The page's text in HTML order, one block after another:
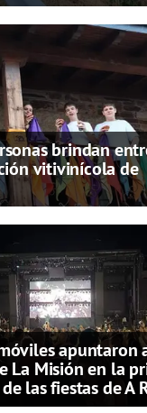
brindan
vitivinícola de
apuntaron
La Misión en la
las fiestas de A